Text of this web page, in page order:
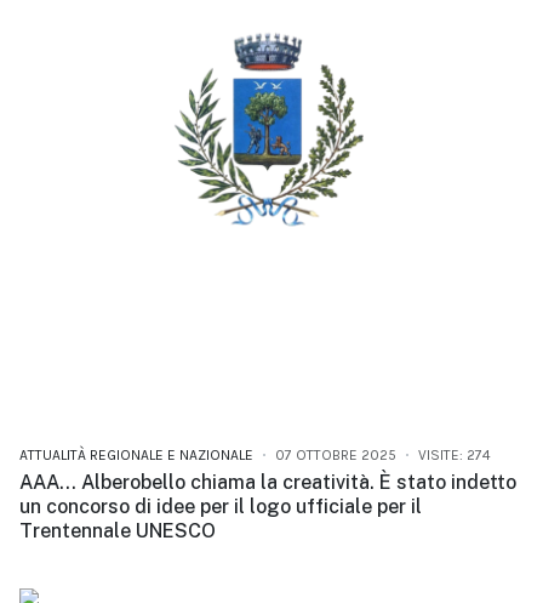
ATTUALITÀ REGIONALE E NAZIONALE 07 OTTOBRE 2025 VISITE: 274
AAA… Alberobello chiama la creatività. È stato indetto
un concorso di idee per il logo ufficiale per il
Trentennale UNESCO